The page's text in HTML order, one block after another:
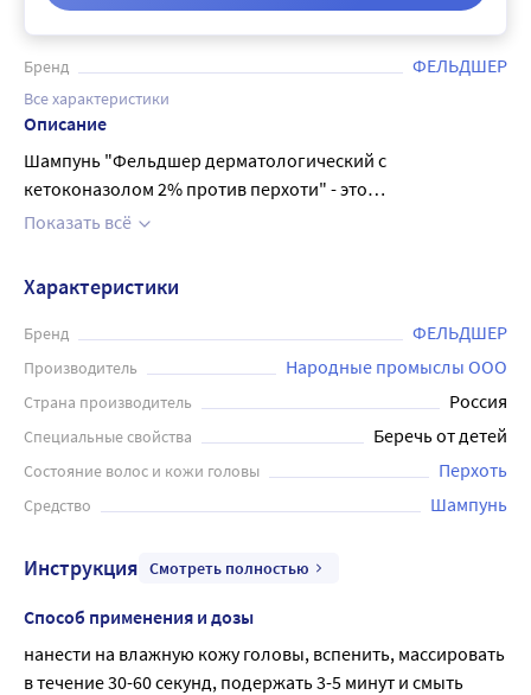
Бренд ФЕЛЬДШЕР
Все характеристики
Описание
Шампунь "Фельдшер дерматологический с
кетоконазолом 2% против перхоти" - это
инновационный продукт от производителя "Фельдшер".
благодаря своему активному компоненту - кетоконазолу.
Шампунь имеет высокое качество, производится по
современным технологиям, должным образом
проверяется на качество, что гарантирует его
шампуня облегчит жизнь тем, у кого появилась проблема
перхоти, и даёт возможность поддерживать здоровую
кожу головы. Объём флакона составляет 125 мл,
благодаря чему можно использовать продукт в течение
Показать всё
Характеристики
Бренд ФЕЛЬДШЕР
Производитель Народные промыслы ООО
Страна производитель Россия
Специальные свойства Беречь от детей
Состояние волос и кожи головы Перхоть
Средство Шампунь
Инструкция Смотреть полностью
Способ применения и дозы
нанести на влажную кожу головы, вспенить, массировать
в течение 30-60 секунд, подержать 3-5 минут и смыть